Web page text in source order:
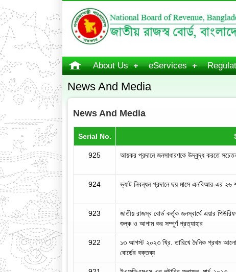
About Us eServices
News And Media
News And Media
Serial No.
925 আয়কর প্রদানে জনসাধারণকে উদ্বুদ্ধ করতে
924 ভ্যাট নিবন্ধন প্রদানে ছয় মাসে এনবিআর-এর ২৬
923
জাতীয় রাজস্ব বোর্ড কর্তৃক জনস্বার্থে এয়ার
শুল্ক ও আগাম কর সম্পূর্ণ প্রত্যাহার
922
১৩ আগস্ট ২০২৩ খ্রি. তারিখে দৈনিক প্রথম আলো
বোর্ডের বক্তব্য